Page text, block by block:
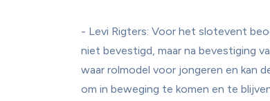
- Levi Rigters: Voor het slotevent
niet bevestigd, maar na bevestiging
waar rolmodel voor jongeren en kan
om in beweging te komen en te